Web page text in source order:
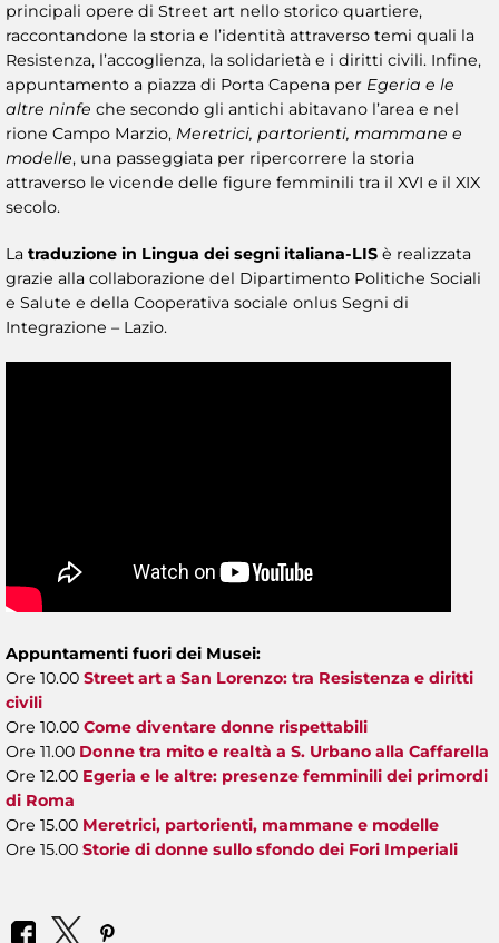
principali opere di Street art nello storico quartiere,
raccontandone la storia e l’identità attraverso temi quali la
Resistenza, l’accoglienza, la solidarietà e i diritti civili. Infine,
appuntamento a piazza di Porta Capena per Egeria e le
altre ninfe che secondo gli antichi abitavano l’area e nel
rione Campo Marzio, Meretrici, partorienti, mammane e
modelle, una passeggiata per ripercorrere la storia
attraverso le vicende delle figure femminili tra il XVI e il XIX
secolo.
La traduzione in Lingua dei segni italiana-LIS è realizzata
grazie alla collaborazione del Dipartimento Politiche Sociali
e Salute e della Cooperativa sociale onlus Segni di
Integrazione – Lazio.
Appuntamenti fuori dei Musei:
Ore 10.00 Street art a San Lorenzo: tra Resistenza e diritti
civili
Ore 10.00 Come diventare donne rispettabili
Ore 11.00 Donne tra mito e realtà a S. Urbano alla Caffarella
Ore 12.00 Egeria e le altre: presenze femminili dei primordi
di Roma
Ore 15.00 Meretrici, partorienti, mammane e modelle
Ore 15.00 Storie di donne sullo sfondo dei Fori Imperiali